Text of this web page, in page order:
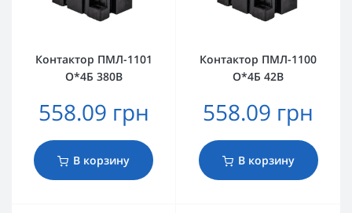
Контактор ПМЛ-1101
О*4Б 380В
558.09 грн
В корзину
Контактор ПМЛ-1100
О*4Б 42В
558.09 грн
В корзину